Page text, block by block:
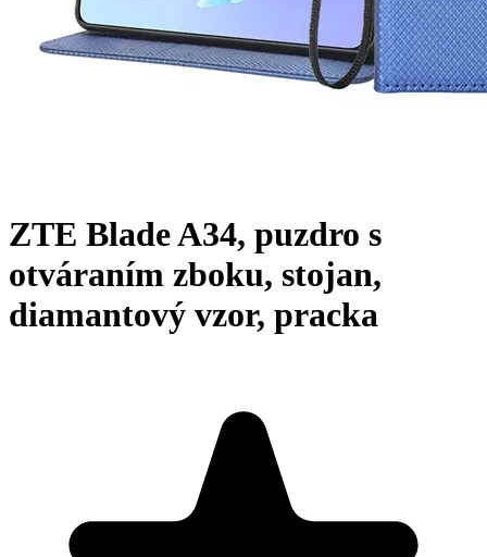
ZTE Blade A34, puzdro s
otváraním zboku, stojan,
diamantový vzor, pracka